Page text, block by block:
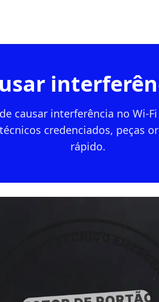
causar interferência no Wi-
credenciados, peças
rápido.